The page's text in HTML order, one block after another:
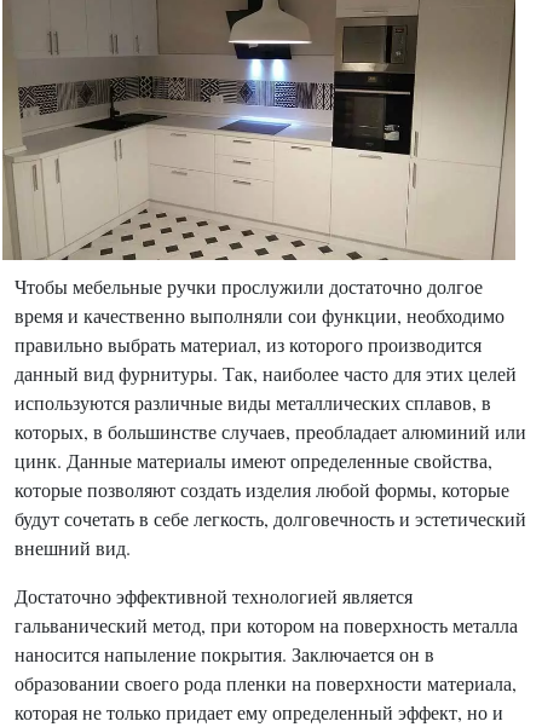
Чтобы мебельные ручки прослужили достаточно долгое
время и качественно выполняли сои функции, необходимо
правильно выбрать материал, из которого производится
данный вид фурнитуры. Так, наиболее часто для этих целей
используются различные виды металлических сплавов, в
которых, в большинстве случаев, преобладает алюминий или
цинк. Данные материалы имеют определенные свойства,
которые позволяют создать изделия любой формы, которые
будут сочетать в себе легкость, долговечность и эстетический
внешний вид.
Достаточно эффективной технологией является
гальванический метод, при котором на поверхность металла
наносится напыление покрытия. Заключается он в
образовании своего рода пленки на поверхности материала,
которая не только придает ему определенный эффект, но и